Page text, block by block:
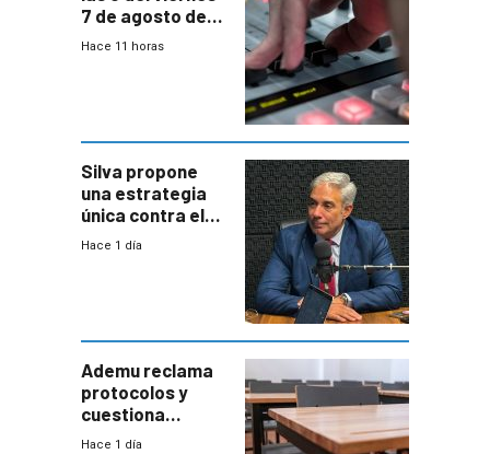
7 de agosto de
2026
Hace 11 horas
Silva propone
una estrategia
única contra el
narcotráfico y
Hace 1 día
Ademu reclama
protocolos y
cuestiona
demora de
Hace 1 día